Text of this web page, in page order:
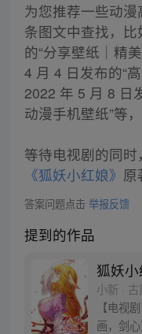
为您推荐一些动
条图文中查找，
的“分享壁纸｜精
4 月 4 日发布的“
2022 年 5 月 8 日
动漫手机壁纸”等
等待电视剧的同
《狐妖小红娘》 原
答案问题点击 举报反馈
提到的作品
狐妖
小新 ·
【电视
画，剑